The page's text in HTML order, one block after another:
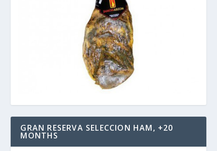
GRAN RESERVA SELECCION HAM, +20
MONTHS